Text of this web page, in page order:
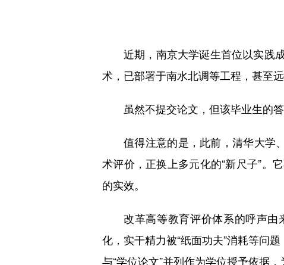
近期，南京大学诞生首位以实践
术，已部署于南水北调等工程，甚至
虽然不提交论文，但该毕业生的
值得注意的是，此前，清华大学
术评价，正换上多元化的“新尺子”。
的实效。
改革高等教育评价体系的呼声由
化，实干精力被“纸面功夫”消耗等问
与“学位论文”并列作为学位授予依据，